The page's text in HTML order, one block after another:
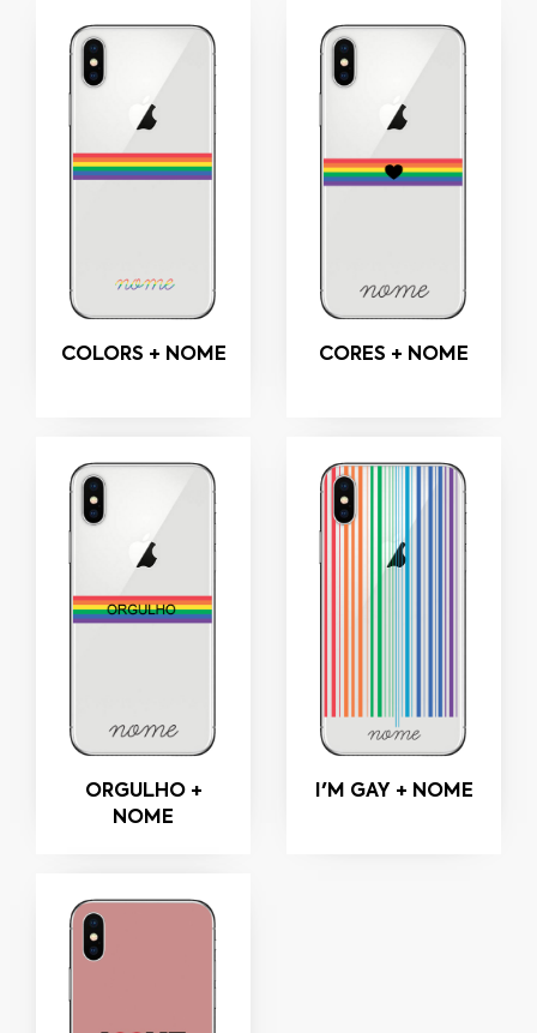
COLORS + NOME CORES + NOME
ORGULHO +
NOME
I'M GAY + NOME